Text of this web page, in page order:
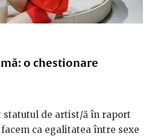
o chestionare
statutul de artist/ă în raport
ca egalitatea între sexe